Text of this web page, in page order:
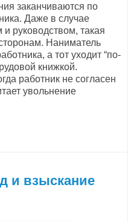
заканчиваются по
Даже в случае
руководством, такая
Наниматель
а тот уходит “по-
книжкой.
работник не согласен
увольнение
и взыскание